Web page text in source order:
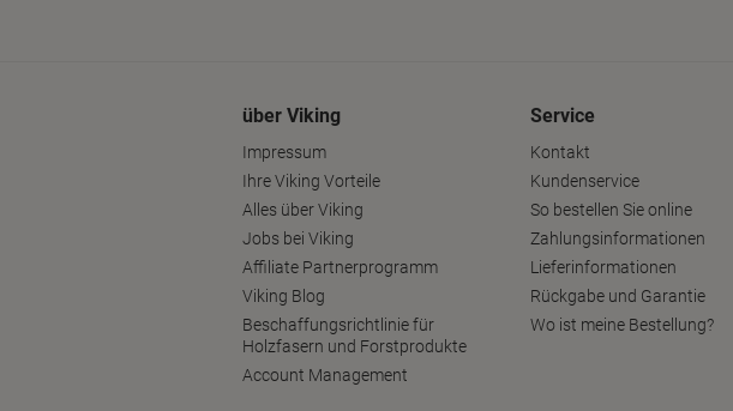
über Viking
Impressum
Ihre Viking Vorteile
Alles über Viking
Jobs bei Viking
Affiliate Partnerprogramm
Viking Blog
Beschaffungsrichtlinie für
Holzfasern und Forstprodukte
Account Management
Service
Kontakt
Kundenservice
So bestellen Sie online
Zahlungsinformationen
Lieferinformationen
Rückgabe und Garantie
Wo ist meine Bestellung?